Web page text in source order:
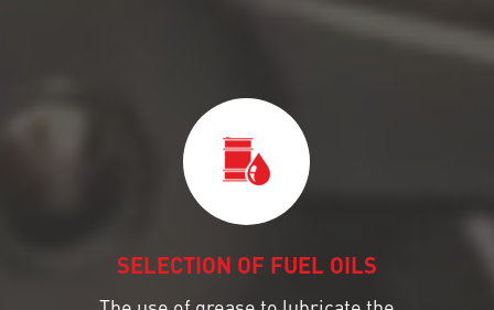
SELECTION OF FUEL OILS